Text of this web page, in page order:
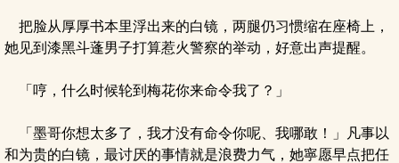
把脸从厚厚书本里浮出来的白镜，两腿仍习惯缩在座椅上，
她见到漆黑斗蓬男子打算惹火警察的举动，好意出声提醒。
「哼，什么时候轮到梅花你来命令我了？」
「墨哥你想太多了，我才没有命令你呢、我哪敢！」凡事以
和为贵的白镜，最讨厌的事情就是浪费力气，她寧愿早点把任